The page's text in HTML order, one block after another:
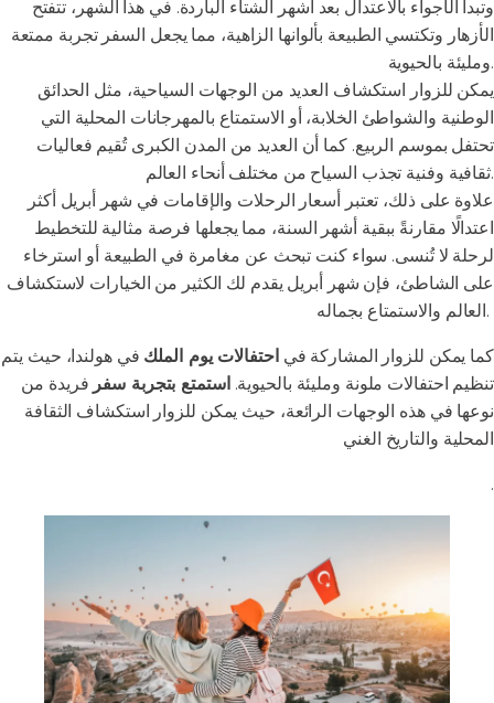
وتبدأ الأجواء بالاعتدال بعد أشهر الشتاء الباردة. في هذا الشهر، تتفتح
الأزهار وتكتسي الطبيعة بألوانها الزاهية، مما يجعل السفر تجربة ممتعة
ومليئة بالحيوية.
يمكن للزوار استكشاف العديد من الوجهات السياحية، مثل الحدائق
الوطنية والشواطئ الخلابة، أو الاستمتاع بالمهرجانات المحلية التي
تحتفل بموسم الربيع. كما أن العديد من المدن الكبرى تُقيم فعاليات
ثقافية وفنية تجذب السياح من مختلف أنحاء العالم.
علاوة على ذلك، تعتبر أسعار الرحلات والإقامات في شهر أبريل أكثر
اعتدالًا مقارنةً ببقية أشهر السنة، مما يجعلها فرصة مثالية للتخطيط
لرحلة لا تُنسى. سواء كنت تبحث عن مغامرة في الطبيعة أو استرخاء
على الشاطئ، فإن شهر أبريل يقدم لك الكثير من الخيارات لاستكشاف
العالم والاستمتاع بجماله.
كما يمكن للزوار المشاركة في احتفالات يوم الملك في هولندا، حيث يتم
تنظيم احتفالات ملونة ومليئة بالحيوية. استمتع بتجربة سفر فريدة من
نوعها في هذه الوجهات الرائعة، حيث يمكن للزوار استكشاف الثقافة
المحلية والتاريخ الغني
.